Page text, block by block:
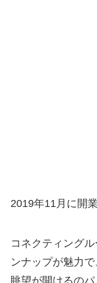
2019年11月に開
コネクティング
ンナップが魅力で
眺望が開けるの